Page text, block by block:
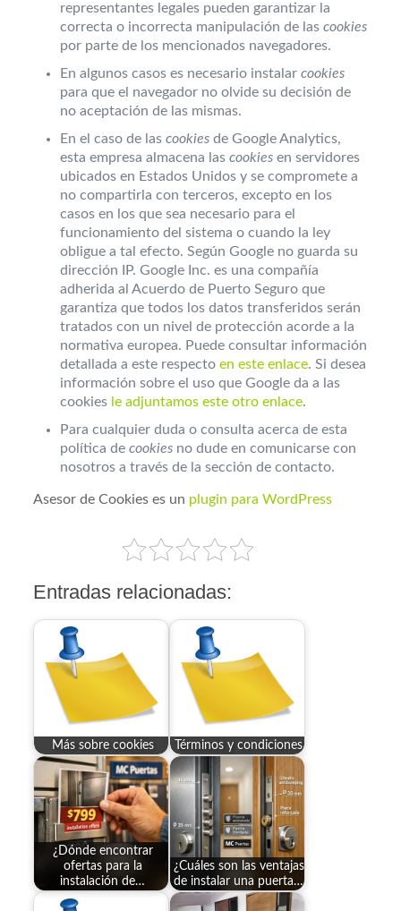
representantes legales pueden garantizar la
correcta o incorrecta manipulación de lascookies
por parte de los mencionados navegadores.
En algunos casos es necesario instalarcookies
para que el navegador no olvide su decisión de
no aceptación de las mismas.
En el caso de lascookies de Google Analytics,
esta empresa almacena lascookies en servidores
ubicados en Estados Unidos y se compromete a
no compartirla con terceros, excepto en los
casos en los que sea necesario para el
funcionamiento del sistema o cuando la ley
obligue a tal efecto. Según Google no guarda su
dirección IP. Google Inc. es una compañía
adherida al Acuerdo de Puerto Seguro que
garantiza que todos los datos transferidos serán
tratados con un nivel de protección acorde a la
normativa europea. Puede consultar información
detallada a este respectoen este enlace. Si desea
información sobre el uso que Google da a las
cookies le adjuntamos este otro enlace.
Para cualquier duda o consulta acerca de esta
política decookies no dude en comunicarse con
nosotros a través de la sección de contacto.
Asesor de Cookies es un plugin para WordPress
Entradas relacionadas:
Más sobre cookies Términos y condiciones
¿Dónde encontrar
ofertas para la
instalación de…
¿Cuáles son las ventajas
de instalar una puerta…